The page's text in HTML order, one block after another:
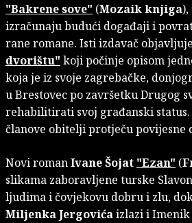
"Bakrene sove" (Mozaik knjiga
izračunaju budući događaji i
rane romane. Isti izdavač
dvorištu" koji počinje opisom
koja je iz svoje zagrebačke,
u Brestovec po završetku Drugog
rehabilitirati svoj građanski
članove obitelji protječu povijesne
Novi romanIvane Šojat "Ezan" (
slikama zaboravljene turske
ljudima i čovjekovu dobru i zlu,
Miljenka Jergovićaizlazi i